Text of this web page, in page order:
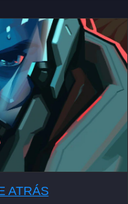
ATRÁS